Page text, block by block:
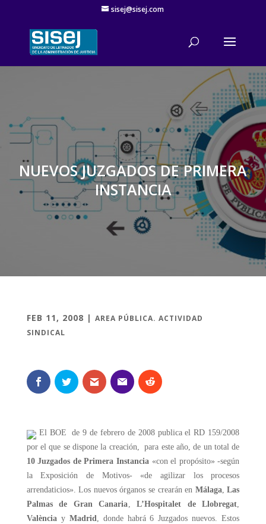
sisej@sisej.com
'
NUEVOS JUZGADOS DE PRIMERA
INSTANCIA
FEB 11, 2008 | AREA PÚBLICA. ACTIVIDAD
SINDICAL
El BOE de 9 de febrero de 2008 publica el RD 159/2008
por el que se dispone la creación, para este año, de un total de
10 Juzgados de Primera Instancia «con el propósito» -según
la Exposición de Motivos- «de agilizar los procesos
arrendaticios». Los nuevos órganos se crearán en Málaga,Las
Palmas de Gran Canaria,L’Hospitalet de Llobregat,
Valènciay Madrid, donde habrá 6 Juzgados nuevos. Estos